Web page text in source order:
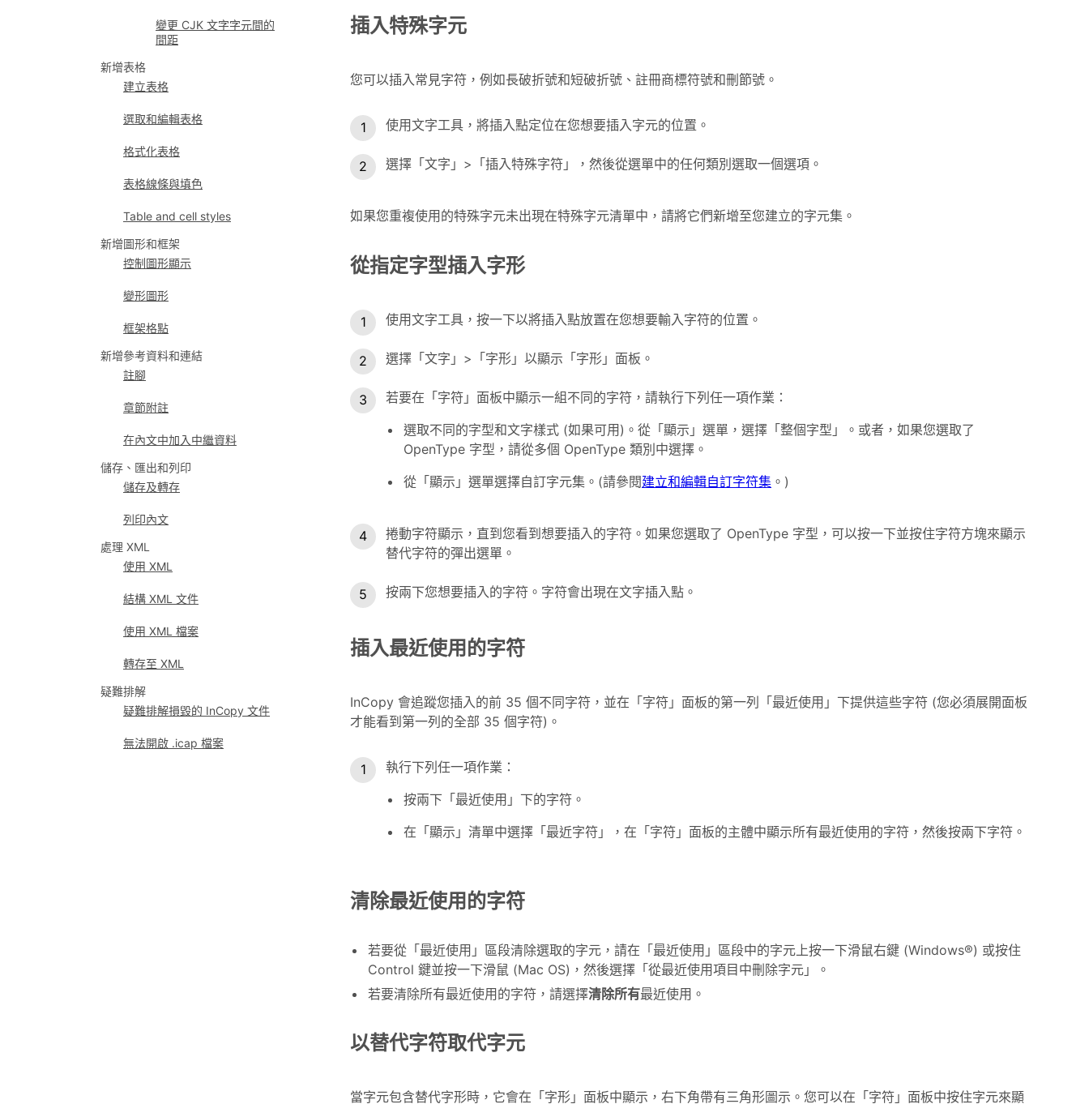
變更 CJK 文字字元間的
間距
新增表格
建立表格
選取和編輯表格
格式化表格
表格線條與填色
Table and cell styles
新增圖形和框架
控制圖形顯示
變形圖形
框架格點
新增參考資料和連結
註腳
章節附註
在內文中加入中繼資料
儲存、匯出和列印
儲存及轉存
列印內文
處理 XML
使用 XML
結構 XML 文件
使用 XML 檔案
轉存至 XML
疑難排解
疑難排解損毀的 InCopy 文件
無法開啟 .icap 檔案
插入特殊字元
您可以插入常見字符，例如長破折號和短破折號、註冊商標符號和刪節號。
使用文字工具，將插入點定位在您想要插入字元的位置。
選擇「文字」>「插入特殊字符」，然後從選單中的任何類別選取一個選項。
如果您重複使用的特殊字元未出現在特殊字元清單中，請將它們新增至您建立的字元集。
從指定字型插入字形
使用文字工具，按一下以將插入點放置在您想要輸入字符的位置。
選擇「文字」>「字形」以顯示「字形」面板。
若要在「字符」面板中顯示一組不同的字符，請執行下列任一項作業：
選取不同的字型和文字樣式 (如果可用)。從「顯示」選單，選擇「整個字型」。或者，如果您選取了
OpenType 字型，請從多個 OpenType 類別中選擇。
從「顯示」選單選擇自訂字元集。(請參閱建立和編輯自訂字符集 。)
捲動字符顯示，直到您看到想要插入的字符。如果您選取了 OpenType 字型，可以按一下並按住字符方塊來顯示
替代字符的彈出選單。
按兩下您想要插入的字符。字符會出現在文字插入點。
插入最近使用的字符
InCopy 會追蹤您插入的前 35 個不同字符，並在「字符」面板的第一列「最近使用」下提供這些字符 (您必須展開面板
才能看到第一列的全部 35 個字符)。
執行下列任一項作業：
按兩下「最近使用」下的字符。
在「顯示」清單中選擇「最近字符」，在「字符」面板的主體中顯示所有最近使用的字符，然後按兩下字符。
清除最近使用的字符
若要從「最近使用」區段清除選取的字元，請在「最近使用」區段中的字元上按一下滑鼠右鍵 (Windows®) 或按住
Control 鍵並按一下滑鼠 (Mac OS)，然後選擇「從最近使用項目中刪除字元」。
若要清除所有最近使用的字符，請選擇清除所有最近使用。
以替代字符取代字元
當字元包含替代字形時，它會在「字形」面板中顯示，右下角帶有三角形圖示。您可以在「字符」面板中按住字元來顯